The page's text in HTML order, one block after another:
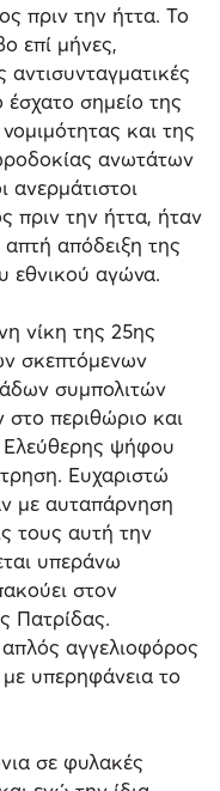
πριν την ήττα. Το
επί μήνες,
αντισυνταγματικές
σημείο της
και της
ανωτάτων
ανερμάτιστοι
πριν την ήττα, ήταν
απόδειξη της
εθνικού αγώνα.
νίκη της 25ης
σκεπτόμενων
συμπολιτών
περιθώριο και
Ελεύθερης ψήφου
Ευχαριστώ
με αυταπάρνηση
τους αυτή την
υπεράνω
στον
Πατρίδας.
αγγελιοφόρος
υπερηφάνεια το
σε φυλακές